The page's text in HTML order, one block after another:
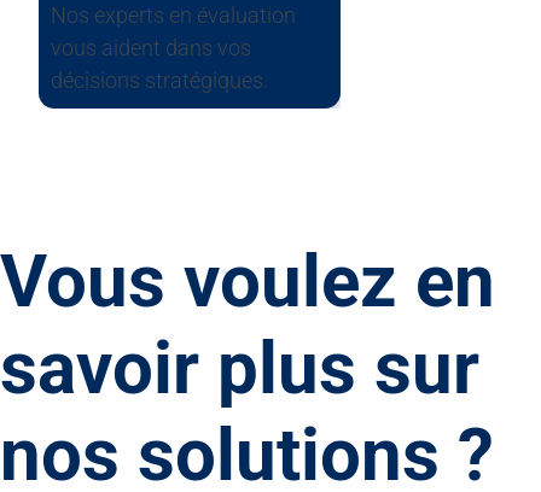
Nos experts en évaluation
vous aident dans vos
décisions stratégiques.
Vous voulez en
savoir plus sur
nos solutions ?